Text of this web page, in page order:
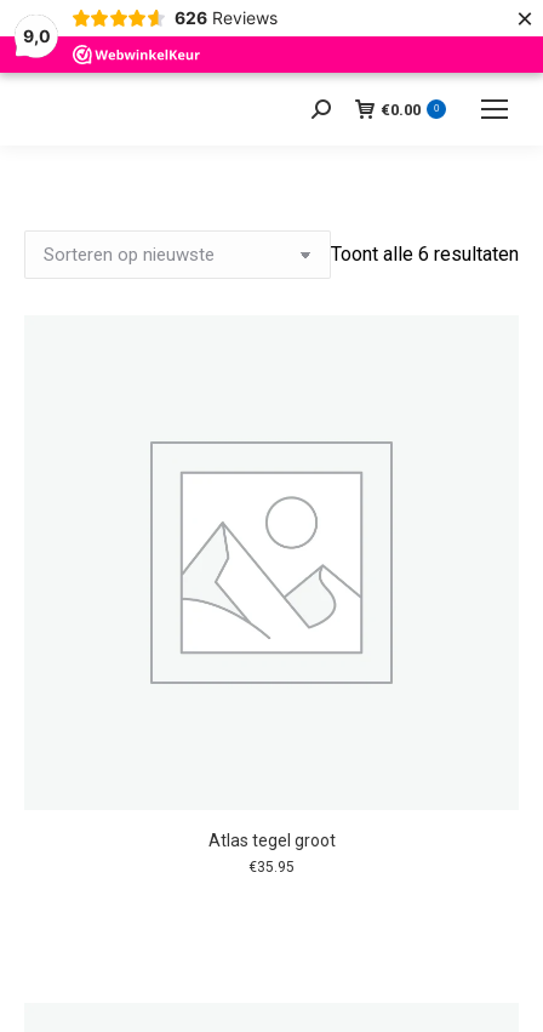
9,0
626 Reviews ×
Zoeken: €0.00 0
Toont alle 6 resultaten
Atlas tegel groot
€35.95